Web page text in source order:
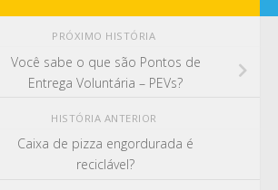
PRÓXIMO HISTÓRIA
Você sabe o que são Pontos de
Entrega Voluntária – PEVs?
HISTÓRIA ANTERIOR
Caixa de pizza engordurada é
reciclável?